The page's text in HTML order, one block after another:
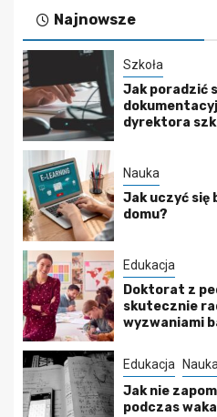
Najnowsze
Szkoła
Jak poradzić
dyrektora
Nauka
Jak uczyć się
domu?
Edukacja
Doktorat z
skutecznie
wyzwaniami
Edukacja
Jak nie
podczas